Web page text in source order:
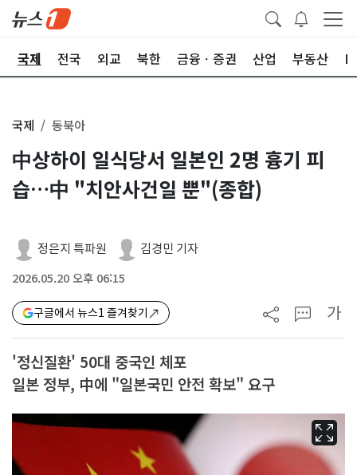
국제 전국 외교 북한 금융ㆍ증권 산업 부동산
국제 동북아
中상하이 일식당서 일본인 2명 흉기 피
습…中 "치안사건일 뿐"(종합)
정은지 특파원 김경민 기자
2026.05.20 오후 06:15
구글에서 뉴스1 즐겨찾기 가
'정신질환' 50대 중국인 체포
일본 정부, 中에 "일본국민 안전 확보" 요구